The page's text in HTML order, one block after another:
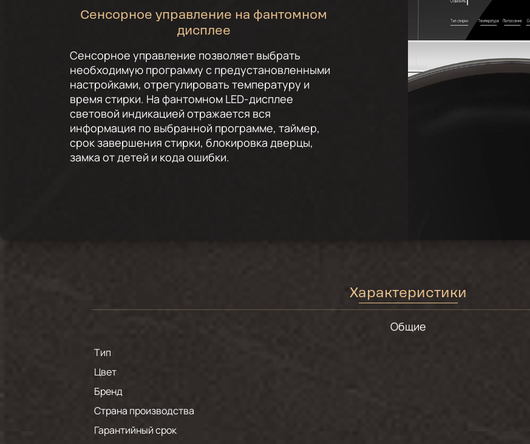
Сенсорное управление на фантомном
дисплее
Сенсорное управление позволяет выбрать
необходимую программу с предустановленными
настройками, отрегулировать температуру и
время стирки. На фантомном LED-дисплее
световой индикацией отражается вся
информация по выбранной программе, таймер,
срок завершения стирки, блокировка дверцы,
замка от детей и кода ошибки.
Характеристики
Общие
Тип
Цвет
Бренд
Страна производства
Гарантийный срок